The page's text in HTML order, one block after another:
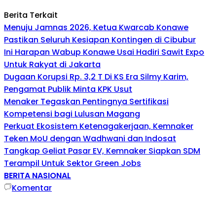
Berita Terkait
Menuju Jamnas 2026, Ketua Kwarcab Konawe
Pastikan Seluruh Kesiapan Kontingen di Cibubur
Ini Harapan Wabup Konawe Usai Hadiri Sawit Expo
Untuk Rakyat di Jakarta
Dugaan Korupsi Rp. 3,2 T Di KS Era Silmy Karim,
Pengamat Publik Minta KPK Usut
Menaker Tegaskan Pentingnya Sertifikasi
Kompetensi bagi Lulusan Magang
Perkuat Ekosistem Ketenagakerjaan, Kemnaker
Teken MoU dengan Wadhwani dan Indosat
Tangkap Geliat Pasar EV, Kemnaker Siapkan SDM
Terampil Untuk Sektor Green Jobs
BERITA NASIONAL
Komentar